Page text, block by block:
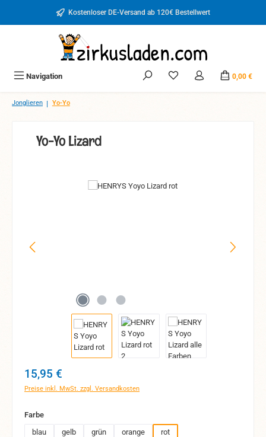
Zum Hauptinhalt springenKostenloser DE-Versand ab 120€ Bestellwert
Navigation Du hast 0 Produkte auf
0,00 €
Jonglieren | Yo-Yo
Yo-Yo Lizard
Bildergalerie überspringen
Regulärer Preis:
15,95 €
Preise inkl. MwSt. zzgl. Versandkosten
Farbeauswählen
blau
gelb grün orange rot